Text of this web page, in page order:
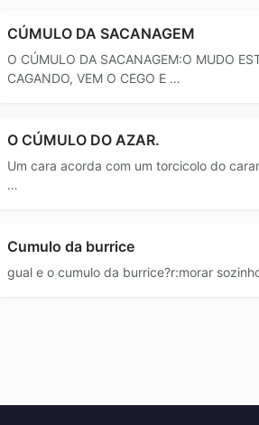
CÚMULO DA SACANAGEM
O CÚMULO DA SACANAGEM:O MUDO
CAGANDO, VEM O CEGO E …
O CÚMULO DO AZAR.
Um cara acorda com um torcicolo do
…
Cumulo da burrice
gual e o cumulo da burrice?r:morar